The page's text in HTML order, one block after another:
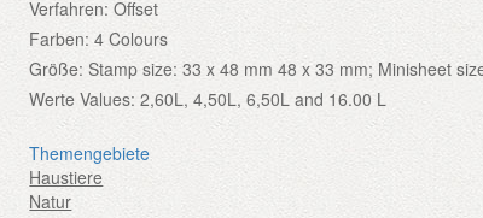
Verfahren: Offset
Farben: 4 Colours
Größe: Stamp size: 33 x 48 mm 48 x 33 mm; Minisheet
Werte Values: 2,60L, 4,50L, 6,50L and 16.00 L
Themengebiete
Haustiere
Natur